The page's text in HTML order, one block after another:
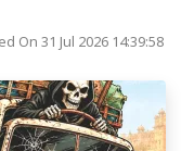
On 31 Jul 2026 14:39:58